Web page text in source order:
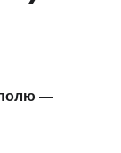
—